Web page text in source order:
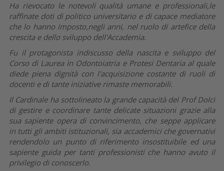
Ha rievocato le notevoli qualità umane e professionali,le
raffinate doti di politico universitario e di capace mediatore
che lo hanno imposto,negli anni, nel ruolo di artefice della
crescita e dello sviluppo dell'Accademia.
Fu il protagonista indiscusso della nascita e sviluppo del
Corso di Laurea in Odontoiatria e Protesi Dentaria al quale
diede piena dignità con l'acquisizione costante di ruoli di
docenti e di tante iniziative rimaste memorabili.
Il Cardinale ha sottolineato la grande capacità del Prof Dolci
di gestire e coordinare tante delicate situazioni grazie alla
sua sapiente opera di convincimento, che seppe applicare
in tutti gli ambiti istituzionali, sia accademici che governativi
rendendolo un punto di riferimento insostituibile ed una
sapiente guida per tanti professionisti che hanno avuto il
privilegio di conoscerlo.